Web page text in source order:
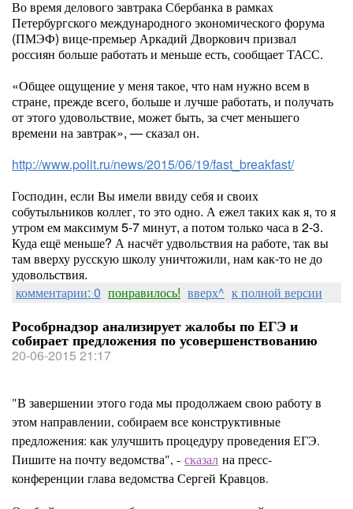
Во время делового завтрака Сбербанка в рамках
Петербургского международного экономического форума
(ПМЭФ) вице-премьер Аркадий Дворкович призвал
россиян больше работать и меньше есть, сообщает ТАСС.
«Общее ощущение у меня такое, что нам нужно всем в
стране, прежде всего, больше и лучше работать, и получать
от этого удовольствие, может быть, за счет меньшего
времени на завтрак», — сказал он.
http://www.polit.ru/news/2015/06/19/fast_breakfast/
Господин, если Вы имели ввиду себя и своих
собутыльников коллег, то это одно. А ежел таких как я, то я
утром ем максимум 5-7 минут, а потом только часа в 2-3.
Куда ещё меньше? А насчёт удвольствия на работе, так вы
там вверху русскую школу уничтожили, нам как-то не до
удовольствия.
комментарии: 0 понравилось! вверх^ к полной версии
Рособрнадзор анализирует жалобы по ЕГЭ и
собирает предложения по усовершенствованию
20-06-2015 21:17
"В завершении этого года мы продолжаем свою работу в
этом направлении, собираем все конструктивные
предложения: как улучшить процедуру проведения ЕГЭ.
Пишите на почту ведомства", - сказал на пресс-
конференции глава ведомства Сергей Кравцов.